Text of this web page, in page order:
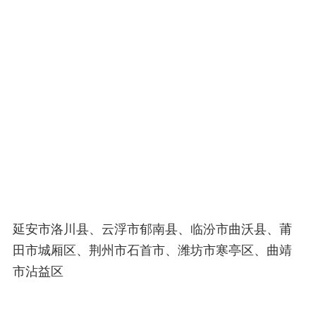
延安市洛川县、云浮市郁南县、临汾市曲沃县、莆
田市城厢区、荆州市石首市、潍坊市寒亭区、曲靖
市沾益区